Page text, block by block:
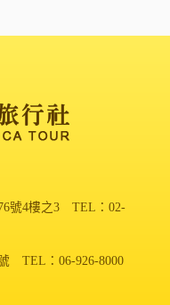
號4樓之3 TEL：02-
號 TEL：06-926-8000